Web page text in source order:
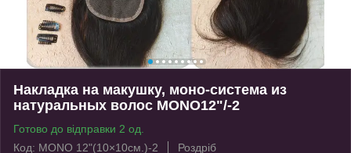
Накладка на макушку, моно-система из
натуральных волос MONO12"/-2
Готово до відправки 2 од.
Код: MONO 12"(10×10см.)-2
Роздріб